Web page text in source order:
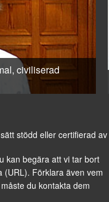
civiliserad
stödd eller certifierad
kan begära att vi tar bort
(URL). Förklara även vem
du kontakta dem